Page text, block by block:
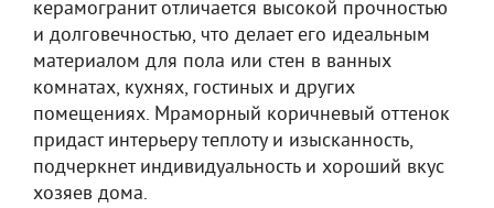
керамогранит отличается высокой прочностью
и долговечностью, что делает его идеальным
материалом для пола или стен в ванных
комнатах, кухнях, гостиных и других
помещениях. Мраморный коричневый оттенок
придаст интерьеру теплоту и изысканность,
подчеркнет индивидуальность и хороший вкус
хозяев дома.